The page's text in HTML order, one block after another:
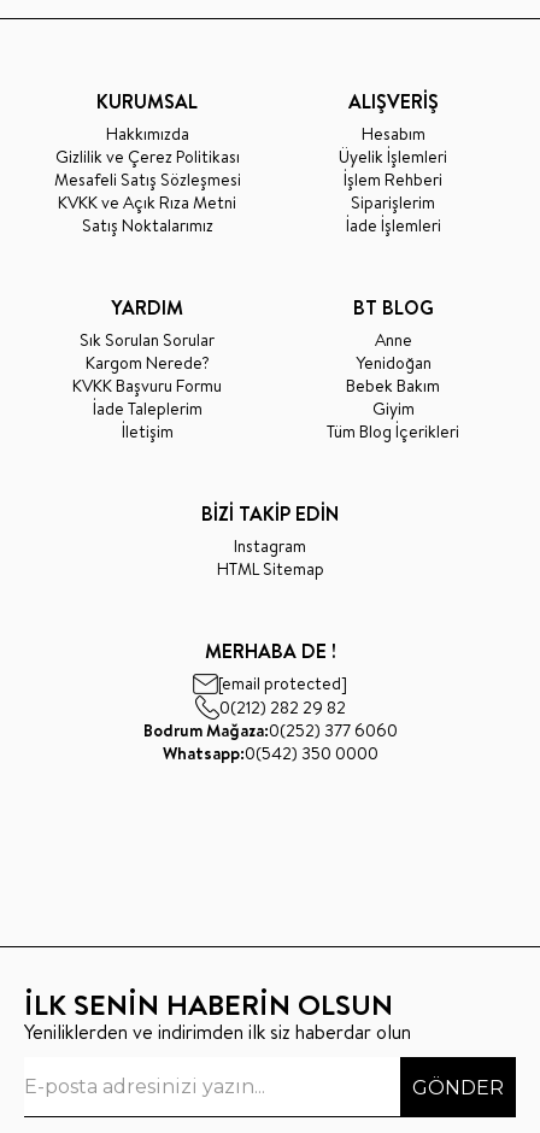
KURUMSAL
Hakkımızda
Gizlilik ve Çerez Politikası
Mesafeli Satış Sözleşmesi
KVKK ve Açık Rıza Metni
Satış Noktalarımız
ALIŞVERİŞ
Hesabım
Üyelik İşlemleri
İşlem Rehberi
Siparişlerim
İade İşlemleri
YARDIM
Sık Sorulan Sorular
Kargom Nerede?
KVKK Başvuru Formu
İade Taleplerim
İletişim
BT BLOG
Anne
Yenidoğan
Bebek Bakım
Giyim
Tüm Blog İçerikleri
BİZİ TAKİP EDİN
Instagram
HTML Sitemap
MERHABA DE !
[email protected]
0(212) 282 29 82
Bodrum Mağaza:0(252) 377 6060
Whatsapp:0(542) 350 0000
İLK SENİN HABERİN OLSUN
Yeniliklerden ve indirimden ilk siz haberdar olun
GÖNDER